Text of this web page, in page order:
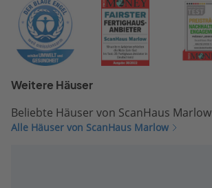
Weitere Häuser
Beliebte Häuser von ScanHaus Marlow
Alle Häuser von ScanHaus Marlow